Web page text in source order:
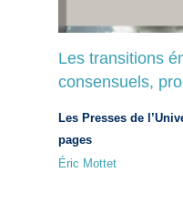
Les transitions
consensuels,
Les Presses de
pages
Éric Mottet